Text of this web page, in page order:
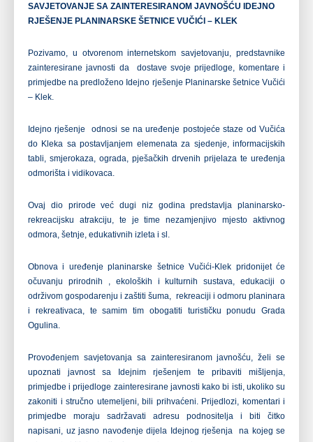
SAVJETOVANJE SA ZAINTERESIRANOM JAVNOŠĆU IDEJNO
RJEŠENJE PLANINARSKE ŠETNICE VUČIĆI – KLEK
Pozivamo, u otvorenom internetskom savjetovanju, predstavnike
zainteresirane javnosti da dostave svoje prijedloge, komentare i
primjedbe na predloženo Idejno rješenje Planinarske šetnice Vučići
– Klek.
Idejno rješenje odnosi se na uređenje postojeće staze od Vučića
do Kleka sa postavljanjem elemenata za sjedenje, informacijskih
tabli, smjerokaza, ograda, pješačkih drvenih prijelaza te uređenja
odmorišta i vidikovaca.
Ovaj dio prirode već dugi niz godina predstavlja planinarsko-
rekreacijsku atrakciju, te je time nezamjenjivo mjesto aktivnog
odmora, šetnje, edukativnih izleta i sl.
Obnova i uređenje planinarske šetnice Vučići-Klek pridonijet će
očuvanju prirodnih , ekoloških i kulturnih sustava, edukaciji o
održivom gospodarenju i zaštiti šuma, rekreaciji i odmoru planinara
i rekreativaca, te samim tim obogatiti turističku ponudu Grada
Ogulina.
Provođenjem savjetovanja sa zainteresiranom javnošću, želi se
upoznati javnost sa Idejnim rješenjem te pribaviti mišljenja,
primjedbe i prijedloge zainteresirane javnosti kako bi isti, ukoliko su
zakoniti i stručno utemeljeni, bili prihvaćeni. Prijedlozi, komentari i
primjedbe moraju sadržavati adresu podnositelja i biti čitko
napisani, uz jasno navođenje dijela Idejnog rješenja na kojeg se